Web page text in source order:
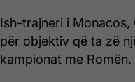
Ish-trajneri i
për objektiv që ta zë
kampionat me Romën.